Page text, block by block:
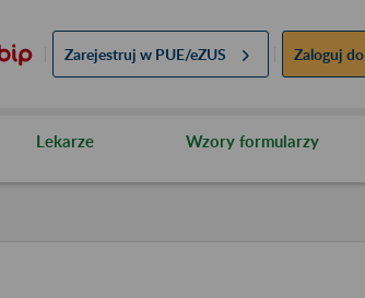
Zarejestruj w PUE/eZUS Zaloguj do
Lekarze Wzory formularzy